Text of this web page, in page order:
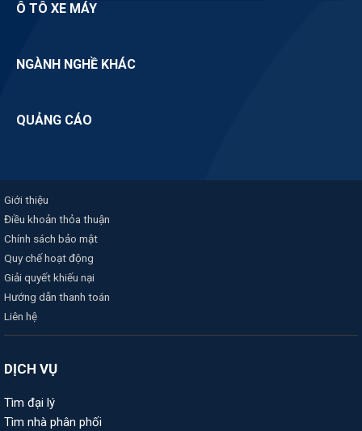
Ô TÔ XE MÁY
NGÀNH NGHỀ KHÁC
QUẢNG CÁO
Giới thiệu
Điều khoản thỏa thuận
Chính sách bảo mật
Quy chế hoạt động
Giải quyết khiếu nại
Hướng dẫn thanh toán
Liên hệ
DỊCH VỤ
Tìm đại lý
Tìm nhà phân phối